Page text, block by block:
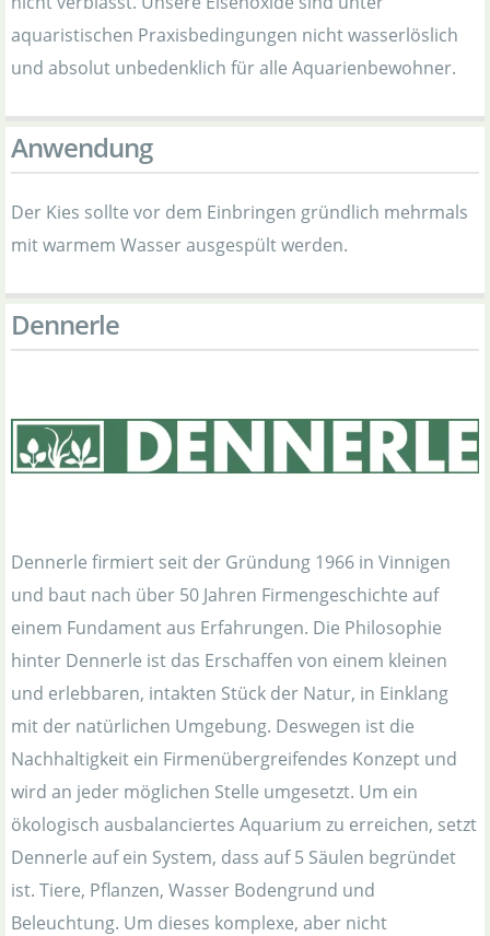
aquaristischen Praxisbedingungen nicht wasserlöslich
und absolut unbedenklich für alle Aquarienbewohner.
Anwendung
Der Kies sollte vor dem Einbringen gründlich mehrmals
mit warmem Wasser ausgespült werden.
Dennerle
Dennerle firmiert seit der Gründung 1966 in Vinnigen
und baut nach über 50 Jahren Firmengeschichte auf
einem Fundament aus Erfahrungen. Die Philosophie
hinter Dennerle ist das Erschaffen von einem kleinen
und erlebbaren, intakten Stück der Natur, in Einklang
mit der natürlichen Umgebung. Deswegen ist die
Nachhaltigkeit ein Firmenübergreifendes Konzept und
wird an jeder möglichen Stelle umgesetzt. Um ein
ökologisch ausbalanciertes Aquarium zu erreichen, setzt
Dennerle auf ein System, dass auf 5 Säulen begründet
ist. Tiere, Pflanzen, Wasser Bodengrund und
Beleuchtung. Um dieses komplexe, aber nicht